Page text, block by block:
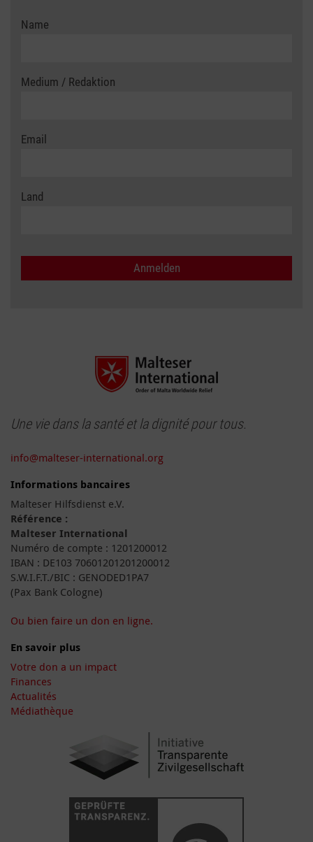
Name
Medium / Redaktion
Email
Land
Une vie dans la santé et la dignité pour tous.
info@malteser-international.org
Informations bancaires
Malteser Hilfsdienst e.V.
Référence :
Malteser International
Numéro de compte : 1201200012
IBAN : DE103 70601201201200012
S.W.I.F.T./BIC : GENODED1PA7
(Pax Bank Cologne)
Ou bien faire un don en ligne.
En savoir plus
Votre don a un impact
Finances
Actualités
Médiathèque